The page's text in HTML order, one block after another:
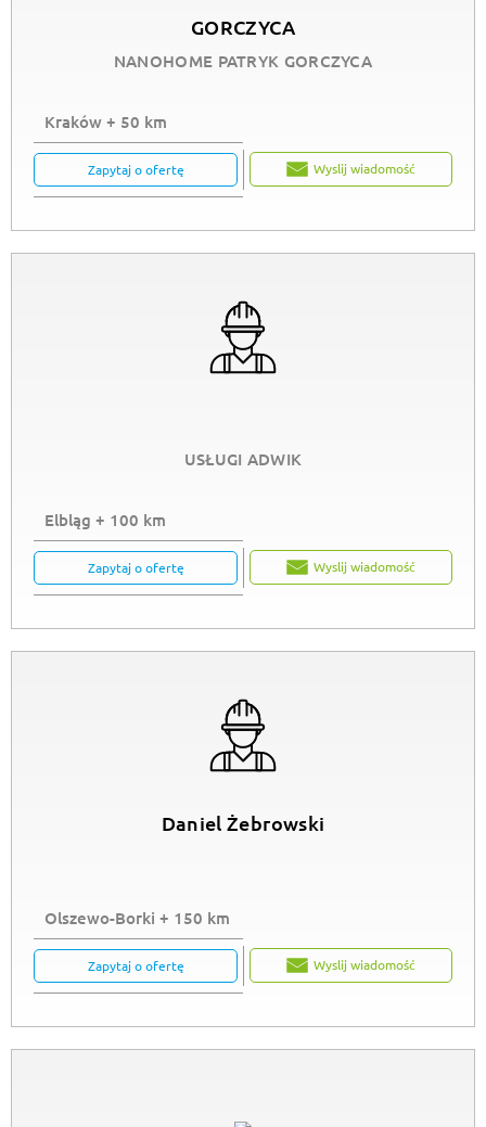
GORCZYCA
NANOHOME PATRYK GORCZYCA
Kraków + 50 km
Zapytaj o ofertę Wyslij wiadomość
USŁUGI ADWIK
Elbląg + 100 km
Zapytaj o ofertę Wyslij wiadomość
Daniel Żebrowski
Olszewo-Borki + 150 km
Zapytaj o ofertę Wyslij wiadomość